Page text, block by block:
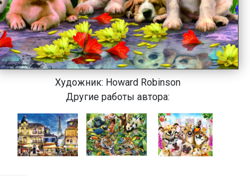
Художник: Howard Robinson
Другие работы автора: